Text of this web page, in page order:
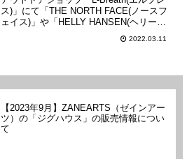
ス)」にて「THE NORTH FACE(ノースフ
ェイス)」や「HELLY HANSEN(ヘリーハ
ンセン)」のアイテムが10%OFFになるク
ーポンが配布中。 【利用期間】2022年3
2022.03.11
【2023年9月】ZANEARTS（ゼインアー
ツ）の「ジグハウス」の販売情報につい
て